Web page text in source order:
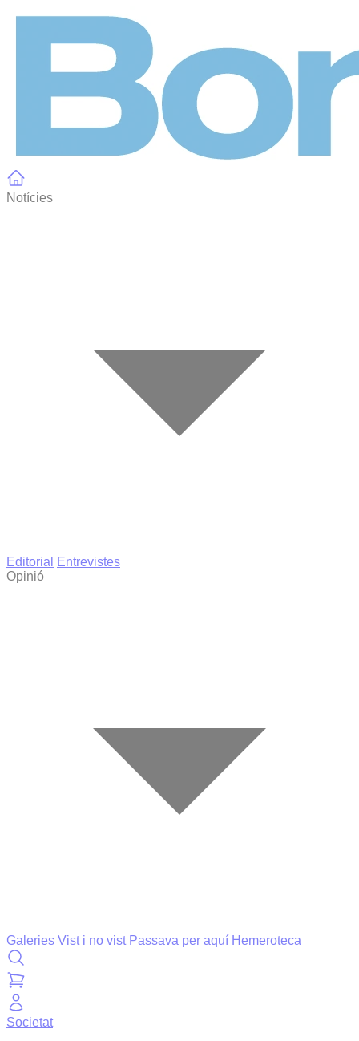
Notícies
Editorial
Entrevistes
Opinió
Galeries Vist i no vist Passava per aquí Hemeroteca
Societat